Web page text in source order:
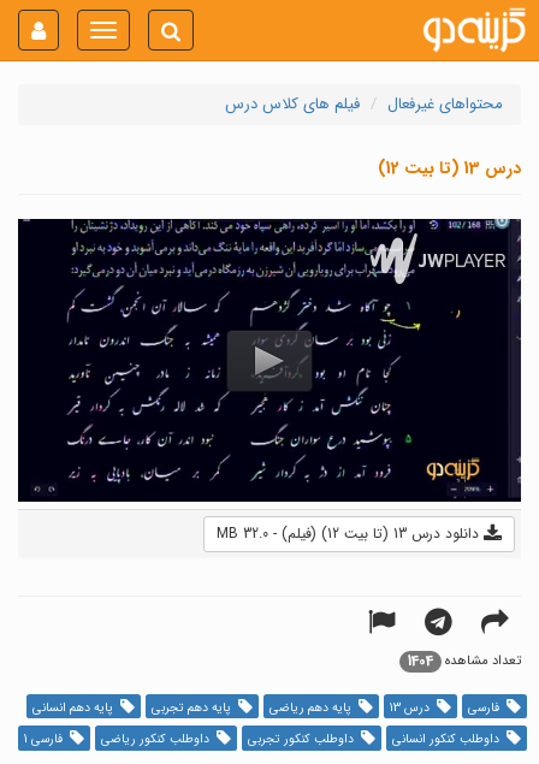
Toggle
navigation
محتواهای غیرفعال فیلم های کلاس درس
درس 13 (تا بیت 12)
دانلود درس 13 (تا بیت 12) (فیلم) - 32.0 MB
تعداد مشاهده 1404
فارسی درس 13 پایه دهم ریاضی پایه دهم تجربی
پایه دهم انسانی
داوطلب کنکور انسانی
داوطلب کنکور تجربی داوطلب کنکور ریاضی فارسی 1